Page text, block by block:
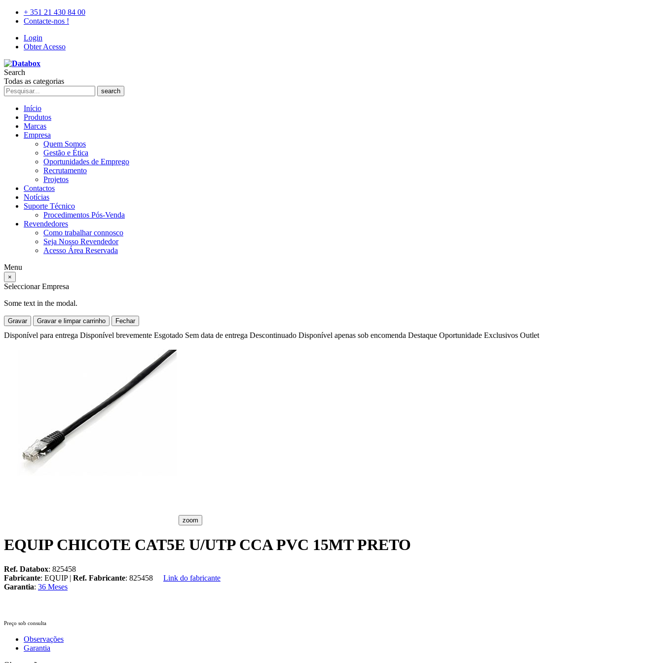
+ 351 21 430 84 00
Contacte-nos !
Login
Obter Acesso
Search
Todas as categorias
search
Início
Produtos
Marcas
Empresa
Quem Somos
Gestão e Ética
Oportunidades de Emprego
Recrutamento
Projetos
Contactos
Notícias
Suporte Técnico
Procedimentos Pós-Venda
Revendedores
Como trabalhar connosco
Seja Nosso Revendedor
Acesso Área Reservada
Menu
×
Seleccionar Empresa
Some text in the modal.
Gravar Gravar e limpar carrinho Fechar
Disponível para entrega Disponível brevemente Esgotado Sem data de entrega Descontinuado Disponível apenas sob encomenda Destaque Oportunidade Exclusivos Outlet
zoom
EQUIP CHICOTE CAT5E U/UTP CCA PVC 15MT PRETO
Ref. Databox: 825458
Fabricante: EQUIP | Ref. Fabricante: 825458
Link do fabricante
Garantia: 36 Meses
Preço sob consulta
Observações
Garantia